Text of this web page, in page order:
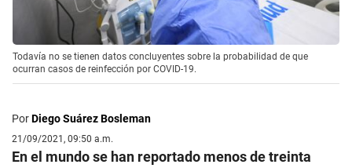
Todavía no se tienen datos concluyentes sobre la probabilidad de que
ocurran casos de reinfección por COVID-19.
PorDiego Suárez Bosleman
21/09/2021, 09:50 a.m.
En el mundo se han reportado menos de treinta